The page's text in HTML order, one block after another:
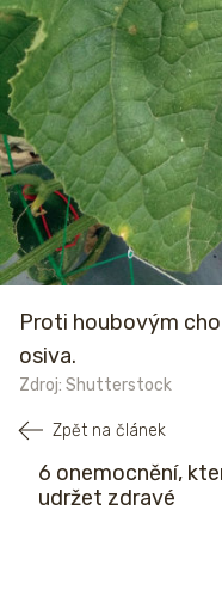
Proti houbovým
osiva.
Zdroj: Shutterstock
Zpět na článek
6 onemocnění,
udržet zdravé